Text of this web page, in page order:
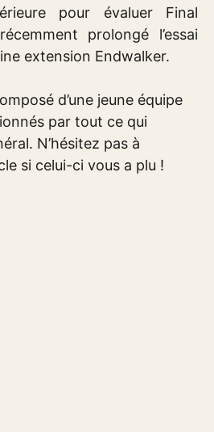
pour évaluer Final
prolongé l’essai
extension Endwalker.
d’une jeune équipe
par tout ce qui
N’hésitez pas à
si celui-ci vous a plu !